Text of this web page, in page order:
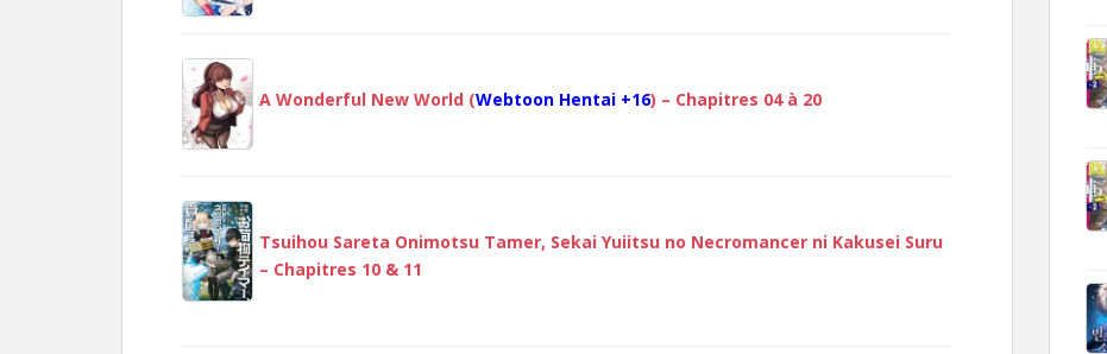
A Wonderful New World (Webtoon Hentai +16) – Chapitres 04 à 20
Tsuihou Sareta Onimotsu Tamer, Sekai Yuiitsu no Necromancer ni Kakusei Suru
– Chapitres 10 & 11